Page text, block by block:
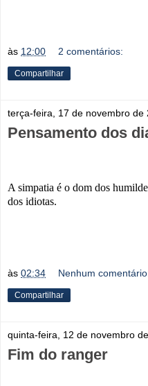
às 12:00 2 comentários:
Compartilhar
terça-feira, 17 de novembro de
Pensamento dos
A simpatia é o dom dos
dos idiotas.
às 02:34 Nenhum
Compartilhar
quinta-feira, 12 de novembro
Fim do ranger